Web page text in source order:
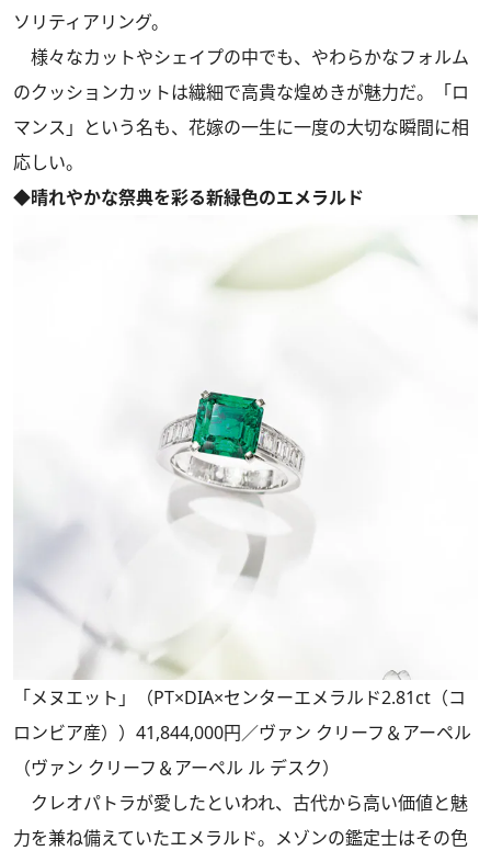
ソリティアリング。
様々なカットやシェイプの中でも、やわらかなフォルム
のクッションカットは繊細で高貴な煌めきが魅力だ。「ロ
マンス」という名も、花嫁の一生に一度の大切な瞬間に相
応しい。
◆晴れやかな祭典を彩る新緑色のエメラルド
「メヌエット」（PT×DIA×センターエメラルド2.81ct（コ
ロンビア産））41,844,000円／ヴァン クリーフ＆アーペル
（ヴァン クリーフ＆アーペル ル デスク）
クレオパトラが愛したといわれ、古代から高い価値と魅
力を兼ね備えていたエメラルド。メゾンの鑑定士はその色